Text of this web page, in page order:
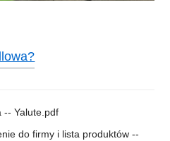
-- Yalute.pdf
do firmy i lista produktów --